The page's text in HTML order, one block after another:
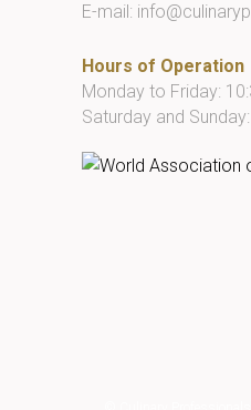
E-mail:
Hours of Operation
Monday to Friday:
Saturday and